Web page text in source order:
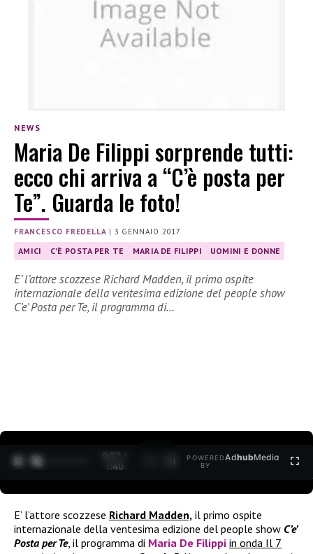
NEWS
Maria De Filippi sorprende tutti:
ecco chi arriva a “C’è posta per
Te”. Guarda le foto!
FRANCESCO FREDELLA | 3 GENNAIO 2017
AMICI C'È POSTA PER TE MARIA DE FILIPPI UOMINI E DONNE
E’ l’attore scozzese Richard Madden, il primo ospite
internazionale della ventesima edizione del people show
C’e’ Posta per Te, il programma di…
0:27 /
1:40
POWERED
BY
AdhubMedia
E’ l’attore scozzese Richard Madden, il primo ospite
internazionale della ventesima edizione del people show C’e’
Posta per Te, il programma di Maria De Filippi in onda Il 7